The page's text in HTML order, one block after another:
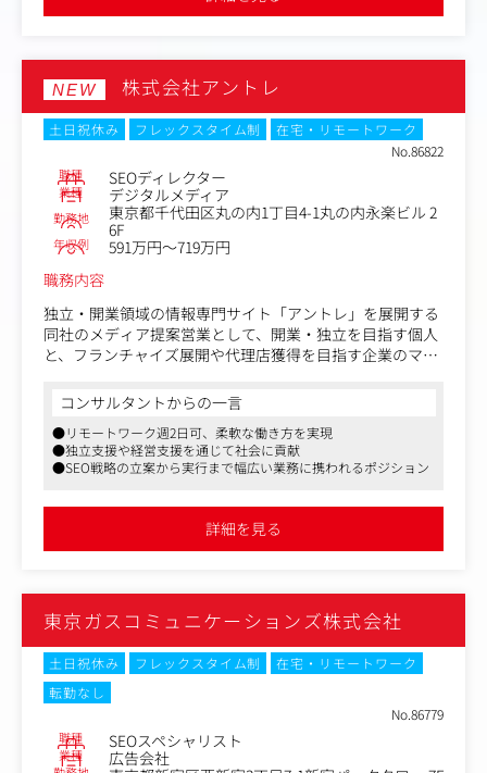
す。
本ポジションは、日々のディレクション業務の安定化(守り
の強化)だけでなく、GEOなどの新領域を見据えた体制強化
と事業成長(攻めの拡大)の両面を担っていただく、非常に
重要な役割です。
【業務内容】
コンテンツマーケティング事業における、戦略立案からコ
ンテンツ企画、制作ディレクション、品質管理までの一連
の業務を現任担当者と分担しながらお任せします。
＜具体的には＞
■コンテンツ企画・ディレクション
└クライアントの課題・ニーズに応じた記事、ホワイトペ
└社内の調査部門と連携した調査設計や分析、その内容を
■外部パートナー(ライター等)の管理
└外部クリエイターへの発注、スケジュール・進捗管理、
■営業支援・提案サポート
└営業メンバーと連携したクライアント向けの施策提案書
ジン・AI動向のキャッチアップと施策への反映・検証
■制作物納品後の成果の分析、改善内容の提案
└継続案件で成果を出し続けるため、またクライアントと
伴走するため、納品物の成果の分析や改善提案、追加提案
を実施
NEW 株式会社アントレ
土日祝休み フレックスタイム制
在宅・リモートワーク
No.86822
職種 SEOディレクター
業種 デジタルメディア
勤務地
東京都千代田区丸の内1丁目4-1丸の内永楽ビル 2
6F
年収例
591万円～719万円
職務内容
独立・開業領域の情報専門サイト「アントレ」を展開する
同社のメディア提案営業として、開業・独立を目指す個人
と、フランチャイズ展開や代理店獲得を目指す企業のマッ
【業務内容】
同社が運営する会員41万人の独立開業マッチングメディア
への集客最大化を目指して、テクニカル/コンテンツ両面
でのSEO戦略の立案～実行をお任せします。
・リスティング広告、SNS広告などのWeb広告運用全般
ご入社後、お力を発揮いただくとともに、SEOのみなら
ず、UI/UXなどWEBマーケティング全般を担う同社を支え
るマーケティングの中核人材としてご活躍いただきたいと
思います。
コンサルタントからの一言
●リモートワーク週2日可、柔軟な働き方を実現
●独立支援や経営支援を通じて社会に貢献
●SEO戦略の立案から実行まで幅広い業務に携われるポジション
詳細を見る
東京ガスコミュニケーションズ株式会社
土日祝休み フレックスタイム制
在宅・リモートワーク
転勤なし
No.86779
職種 SEOスペシャリスト
業種 広告会社